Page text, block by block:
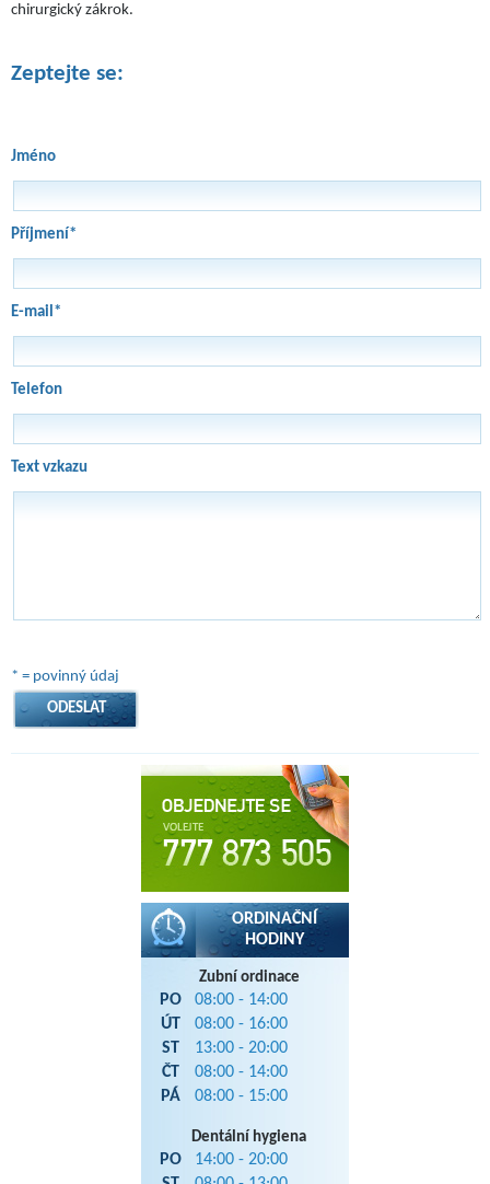
chirurgický zákrok.
Zeptejte se:
Jméno
Příjmení*
E-mail*
Telefon
Text vzkazu
* = povinný údaj
ORDINAČNÍ
HODINY
Zubní ordinace
PO
08:00 - 14:00
ÚT
08:00 - 16:00
ST
13:00 - 20:00
ČT
08:00 - 14:00
PÁ
08:00 - 15:00
Dentální hygiena
PO
14:00 - 20:00